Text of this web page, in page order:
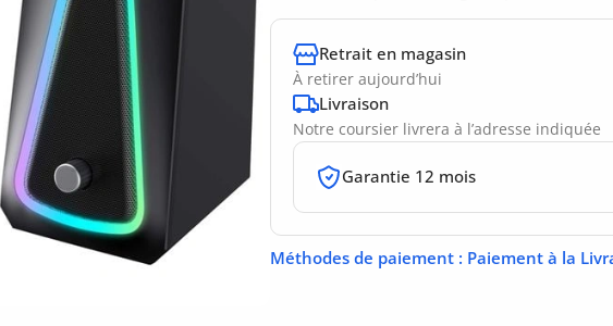
Retrait en magasin
À retirer aujourd’hui
Livraison
Notre coursier livrera à l’adresse indiquée
Garantie 12 mois
Méthodes de paiement : Paiement à la